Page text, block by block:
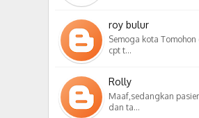
roy bulur
Semoga kota
cpt t…
Rolly
Maaf,sedangkan
dan ta…